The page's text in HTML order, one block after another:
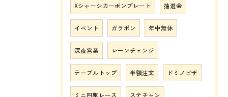
Xシャーシカーボンプレート 抽選会
イベント ガラポン 年中無休
深夜営業 レーンチェンジ
テーブルトップ 半額注文 ドミノピザ
ミニ四駆レース ステチャン